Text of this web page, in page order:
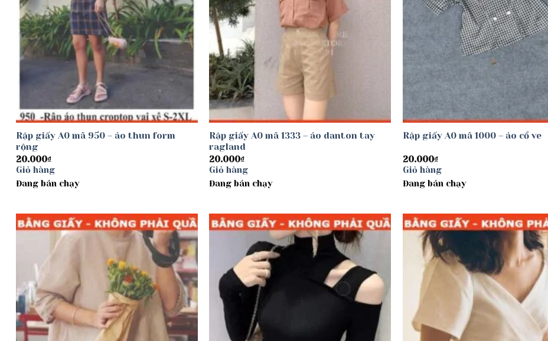
Rập giấy A0 mã 950 – áo thun form
rộng
20.000₫
Giỏ hàng
Đang bán chạy
Rập giấy A0 mã 1333 – áo danton tay
ragland
20.000₫
Giỏ hàng
Đang bán chạy
Rập giấy A0 mã 1000 – áo cổ ve
20.000₫
Giỏ hàng
Đang bán chạy
Add to
wishlist
Add to
wishlist